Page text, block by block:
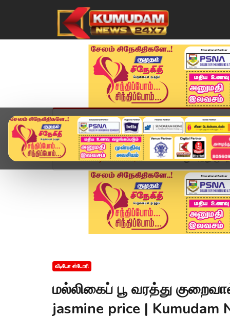
முகப்பு விளையாட்டு அண்மை
Home வீடியோ ஸ்டோரி மல்லிகைப் பூ வரத்து
வீடியோ ஸ்டோரி
மல்லிகைப் பூ வரத்து
jasmine price | Kumudam